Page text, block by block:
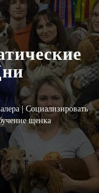
| Социализировать
щенка